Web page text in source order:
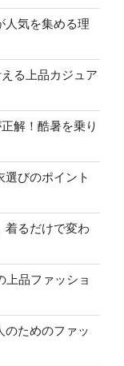
人気を集める理
る上品カジュア
解！酷暑を乗り
びのポイント
着るだけで変わ
上品ファッショ
のためのファッ